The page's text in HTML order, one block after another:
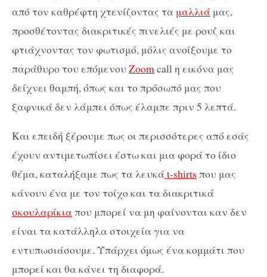
από τον καθρέφτη χτενίζοντας τα μαλλιά μας,
προσθέτοντας διακριτικές πινελιές με ρουζ και
φτιάχνοντας τον φωτισμό, μόλις ανοίξουμε το
παράθυρο του επόμενου Zoom call η εικόνα μας
δείχνει θαμπή, όπως και το πρόσωπό μας που
ξαφνικά δεν λάμπει όπως έλαμπε πριν 5 λεπτά.
Και επειδή ξέρουμε πως οι περισσότερες από εσάς
έχουν αντιμετωπίσει έστω και μια φορά το ίδιο
θέμα, καταλήξαμε πως τα λευκάt-shirts που μας
κάνουν ένα με τον τοίχο και τα διακριτικά
σκουλαρίκιαπου μπορεί να μη φαίνονται καν δεν
είναι τα κατάλληλα στοιχεία για να
εντυπωσιάσουμε. Υπάρχει όμως ένα κομμάτι που
μπορεί και θα κάνει τη διαφορά.